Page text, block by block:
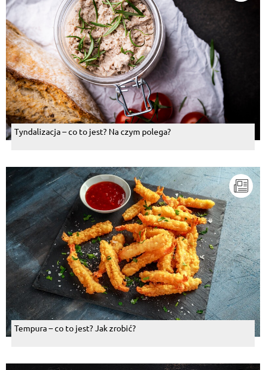
Tyndalizacja – co to jest? Na czym polega?
Tempura – co to jest? Jak zrobić?